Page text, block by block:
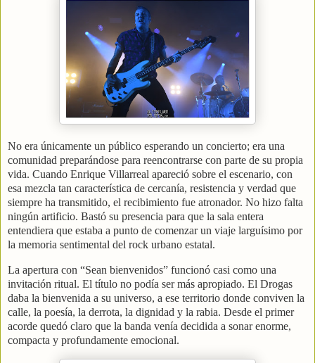
No era únicamente un público esperando un concierto; era una
comunidad preparándose para reencontrarse con parte de su propia
vida. Cuando Enrique Villarreal apareció sobre el escenario, con
esa mezcla tan característica de cercanía, resistencia y verdad que
siempre ha transmitido, el recibimiento fue atronador. No hizo falta
ningún artificio. Bastó su presencia para que la sala entera
entendiera que estaba a punto de comenzar un viaje larguísimo por
la memoria sentimental del rock urbano estatal.
La apertura con “Sean bienvenidos” funcionó casi como una
invitación ritual. El título no podía ser más apropiado. El Drogas
daba la bienvenida a su universo, a ese territorio donde conviven la
calle, la poesía, la derrota, la dignidad y la rabia. Desde el primer
acorde quedó claro que la banda venía decidida a sonar enorme,
compacta y profundamente emocional.